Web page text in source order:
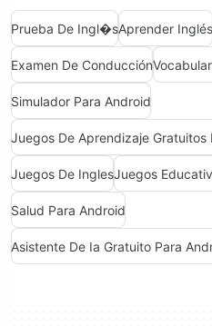
Prueba De Ingl�sAprender Inglés
Examen De Conducción
Simulador Para Android
Juegos De InglesJuegos
Salud Para Android
Asistente De Ia Gratuito Para